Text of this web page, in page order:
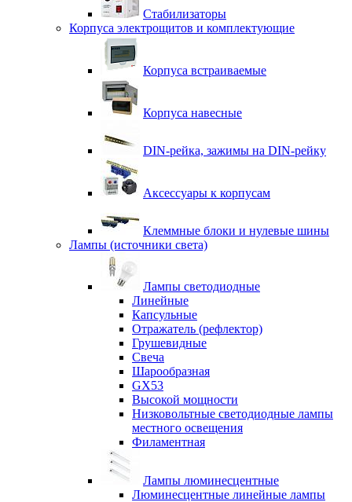
Стабилизаторы
Корпуса электрощитов и комплектующие
Корпуса встраиваемые
Корпуса навесные
DIN-рейка, зажимы на DIN-рейку
Аксессуары к корпусам
Клеммные блоки и нулевые шины
Лампы (источники света)
Лампы светодиодные
Линейные
Капсульные
Отражатель (рефлектор)
Грушевидные
Свеча
Шарообразная
GX53
Высокой мощности
Низковольтные светодиодные лампы
местного освещения
Филаментная
Лампы люминесцентные
Люминесцентные линейные лампы